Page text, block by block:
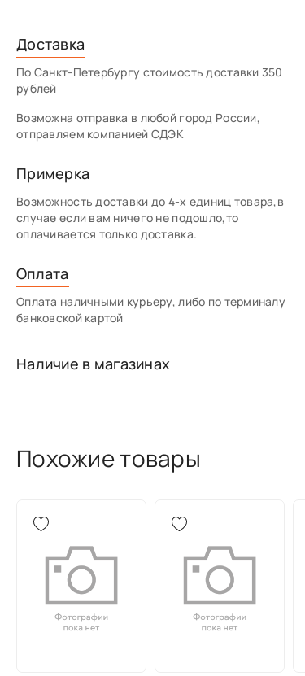
Доставка
По Санкт-Петербургу стоимость доставки 350
рублей
Возможна отправка в любой город России,
отправляем компанией СДЭК
Примерка
Возможность доставки до 4-х единиц товара,в
случае если вам ничего не подошло,то
оплачивается только доставка.
Оплата
Оплата наличными курьеру, либо по терминалу
банковской картой
Наличие в магазинах
Похожие товары